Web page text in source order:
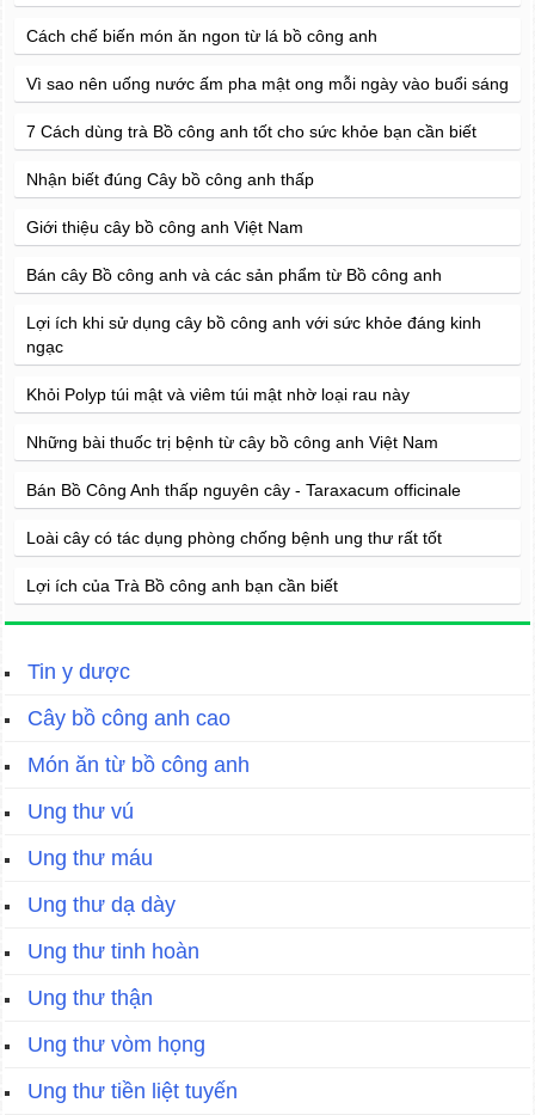
Cách chế biến món ăn ngon từ lá bồ công anh
Vì sao nên uống nước ấm pha mật ong mỗi ngày vào buổi sáng
7 Cách dùng trà Bồ công anh tốt cho sức khỏe bạn cần biết
Nhận biết đúng Cây bồ công anh thấp
Giới thiệu cây bồ công anh Việt Nam
Bán cây Bồ công anh và các sản phẩm từ Bồ công anh
Lợi ích khi sử dụng cây bồ công anh với sức khỏe đáng kinh
ngạc
Khỏi Polyp túi mật và viêm túi mật nhờ loại rau này
Những bài thuốc trị bệnh từ cây bồ công anh Việt Nam
Bán Bồ Công Anh thấp nguyên cây - Taraxacum officinale
Loài cây có tác dụng phòng chống bệnh ung thư rất tốt
Lợi ích của Trà Bồ công anh bạn cần biết
Tin y dược
Cây bồ công anh cao
Món ăn từ bồ công anh
Ung thư vú
Ung thư máu
Ung thư dạ dày
Ung thư tinh hoàn
Ung thư thận
Ung thư vòm họng
Ung thư tiền liệt tuyến